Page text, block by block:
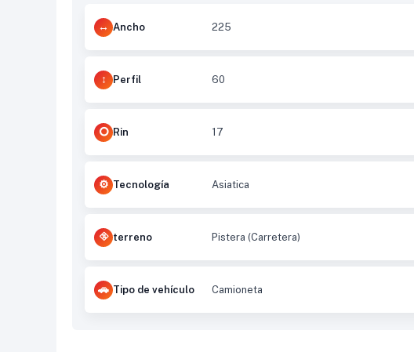
Ancho 225
Perfil 60
Rin 17
Tecnología Asiatica
terreno Pistera (Carretera)
Tipo de vehículo Camioneta